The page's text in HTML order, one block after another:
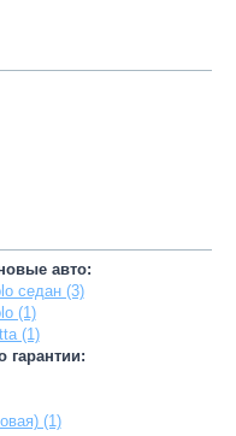
авто:
седан (3)
(1)
(1)
гарантии:
(1)